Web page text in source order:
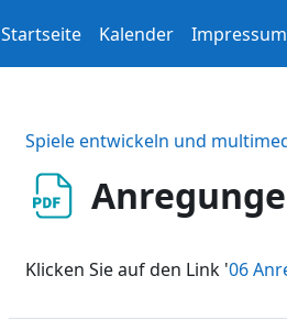
Startseite Kalender Impressum
Spiele entwickeln und
Klicken Sie auf den Link '06